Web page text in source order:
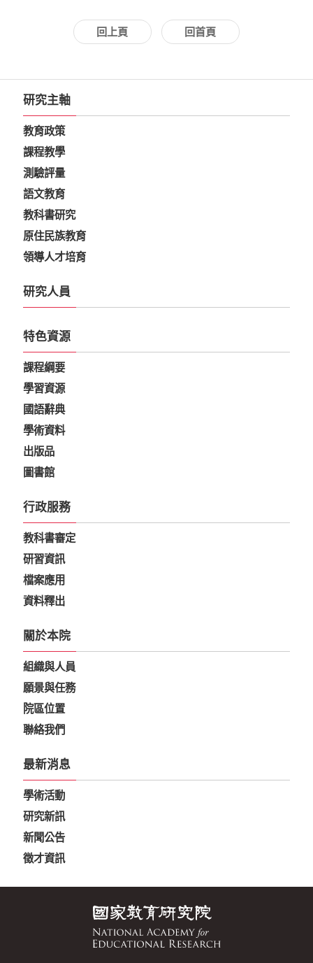
回上頁 回首頁
研究主軸
教育政策
課程教學
測驗評量
語文教育
教科書研究
原住民族教育
領導人才培育
研究人員
特色資源
課程綱要
學習資源
國語辭典
學術資料
出版品
圖書館
行政服務
教科書審定
研習資訊
檔案應用
資料釋出
關於本院
組織與人員
願景與任務
院區位置
聯絡我們
最新消息
學術活動
研究新訊
新聞公告
徵才資訊